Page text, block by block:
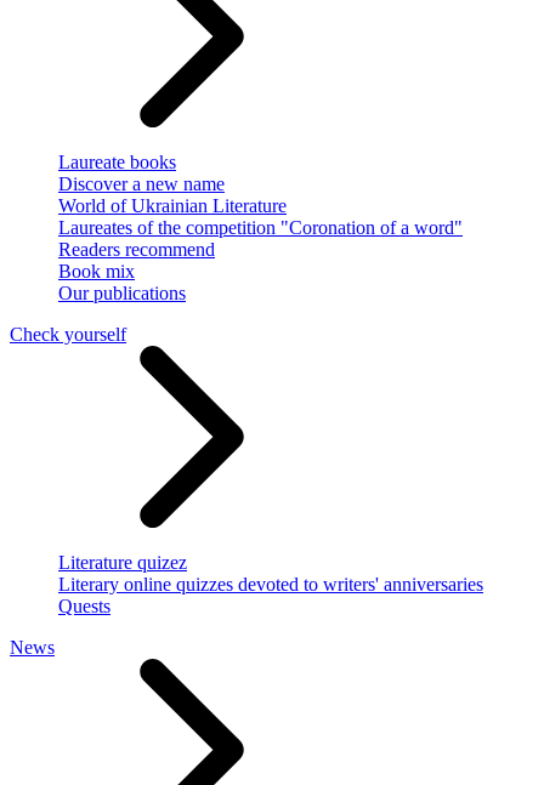
Laureate books
Discover a new name
World of Ukrainian Literature
Laureates of the competition "Coronation of a word"
Readers recommend
Book mix
Our publications
Check yourself
Literature quizez
Literary online quizzes devoted to writers' anniversaries
Quests
News